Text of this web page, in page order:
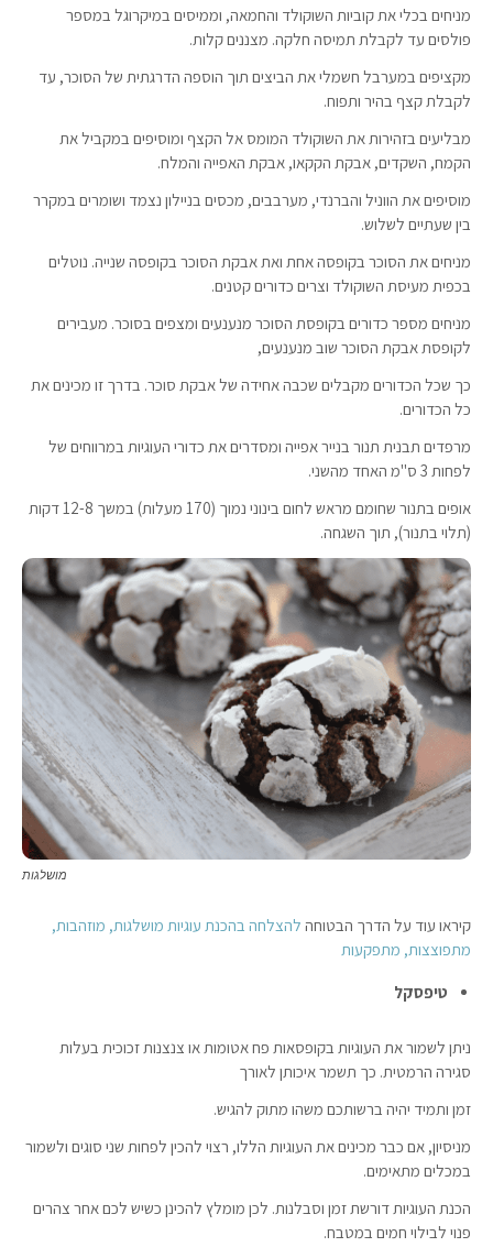
מניחים בכלי את קוביות השוקולד והחמאה, וממיסים במיקרוגל במספר
פולסים עד לקבלת תמיסה חלקה. מצננים קלות.
מקציפים במערבל חשמלי את הביצים תוך הוספה הדרגתית של הסוכר, עד
לקבלת קצף בהיר ותפוח.
מבליעים בזהירות את השוקולד המומס אל הקצף ומוסיפים במקביל את
הקמח, השקדים, אבקת הקקאו, אבקת האפייה והמלח.
מוסיפים את הווניל והברנדי, מערבבים, מכסים בניילון נצמד ושומרים במקרר
בין שעתיים לשלוש.
מניחים את הסוכר בקופסה אחת ואת אבקת הסוכר בקופסה שנייה. נוטלים
בכפית מעיסת השוקולד וצרים כדורים קטנים.
מניחים מספר כדורים בקופסת הסוכר מנענעים ומצפים בסוכר. מעבירים
לקופסת אבקת הסוכר שוב מנענעים,
כך שכל הכדורים מקבלים שכבה אחידה של אבקת סוכר. בדרך זו מכינים את
כל הכדורים.
מרפדים תבנית תנור בנייר אפייה ומסדרים את כדורי העוגיות במרווחים של
לפחות 3 ס"מ האחד מהשני.
אופים בתנור שחומם מראש לחום בינוני נמוך (170 מעלות) במשך 12-8 דקות
(תלוי בתנור), תוך השגחה.
מושלגות
קיראו עוד על הדרך הבטוחה להצלחה בהכנת עוגיות מושלגות, מוזהבות,
מתפוצצות, מתפקעות
טיפסקל
ניתן לשמור את העוגיות בקופסאות פח אטומות או צנצנות זכוכית בעלות
סגירה הרמטית. כך תשמר איכותן לאורך
זמן ותמיד יהיה ברשותכם משהו מתוק להגיש.
מניסיון, אם כבר מכינים את העוגיות הללו, רצוי להכין לפחות שני סוגים ולשמור
במכלים מתאימים.
הכנת העוגיות דורשת זמן וסבלנות. לכן מומלץ להכינן כשיש לכם אחר צהרים
פנוי לבילוי חמים במטבח.